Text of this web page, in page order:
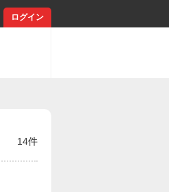
ログイン
14件